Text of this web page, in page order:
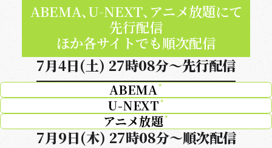
ABEMA、U-NEXT、アニメ放題にて
先行配信
ほか各サイトでも順次配信
7月4日(土) 27時08分～先行配信
ABEMA
U-NEXT
アニメ放題
7月9日(木) 27時08分～順次配信